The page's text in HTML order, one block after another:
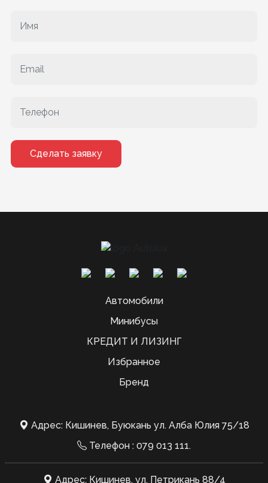
Сделать заявку
Автомобили
Минибусы
КРЕДИТ И ЛИЗИНГ
Избранное
Бренд
Адрес: Кишинев, Буюкань ул. Алба Юлия 75/18
Телефон : 079 013 111.
Адрес: Кишинев, ул. Петрикань 88/4